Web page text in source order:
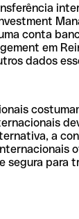
conta
em
dados
a
segura para